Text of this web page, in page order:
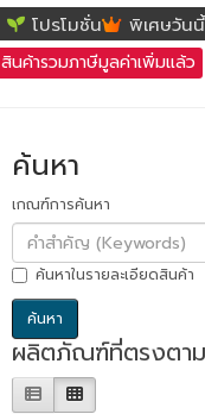
โปรโมชั่น พิเศษวันนี้
สินค้ารวมภาษีมูลค่าเพิ่มแล้ว
ค้นหา
เกณฑ์การค้นหา
ค้นหาในรายละเอียดสินค้า
ผลิตภัณฑ์ที่ตรงตาม